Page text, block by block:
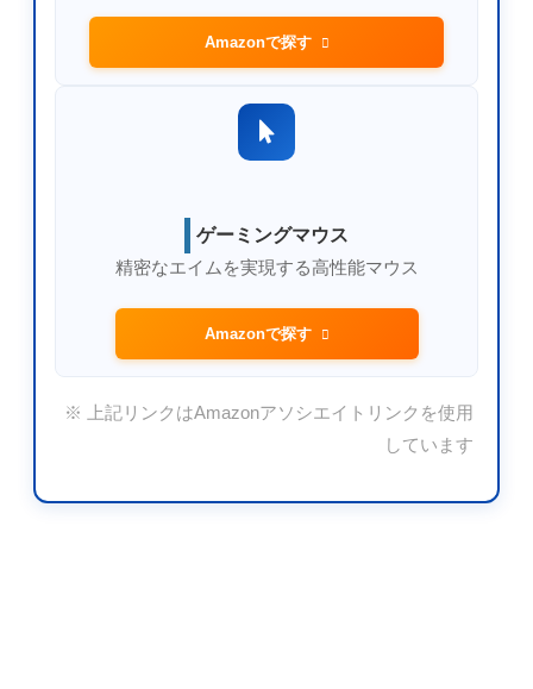
Amazonで探す
ゲーミングマウス
精密なエイムを実現する高性能マウス
Amazonで探す
※ 上記リンクはAmazonアソシエイトリンクを使用
しています